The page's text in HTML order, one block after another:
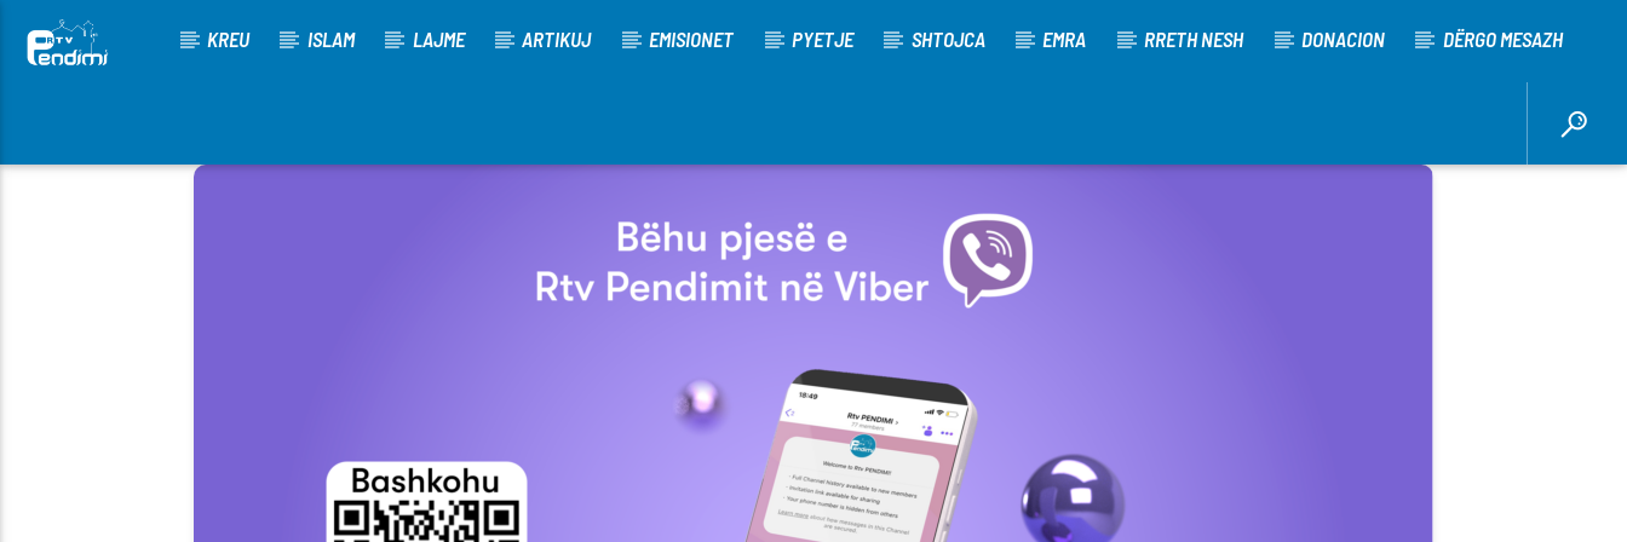
KREU ISLAM LAJME ARTIKUJ EMISIONET PYETJE SHTOJCA EMRA RRETH NESH DONACION DËRGO MESAZH
[There are no radio stations in the database]